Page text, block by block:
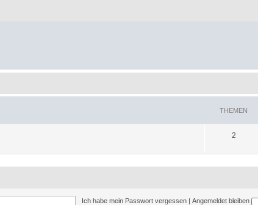
THEMEN
2T
e
e
Ich habe mein Passwort vergessen | Angemeldet bleiben